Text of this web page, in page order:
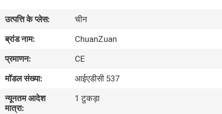
हमारे
बारे
कारखाना
उत्पत्ति के प्लेस:
चीन
ब्रांड नाम:
ChuanZuan
प्रमाणन:
CE
मॉडल संख्या:
आईएडीसी 537
न्यूनतम आदेश
मात्रा:
1 टुकड़ा